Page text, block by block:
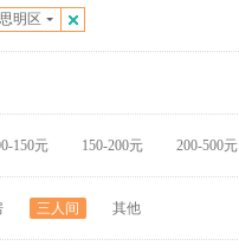
思明区
150元 150-200元 200-500元
三人间 其他